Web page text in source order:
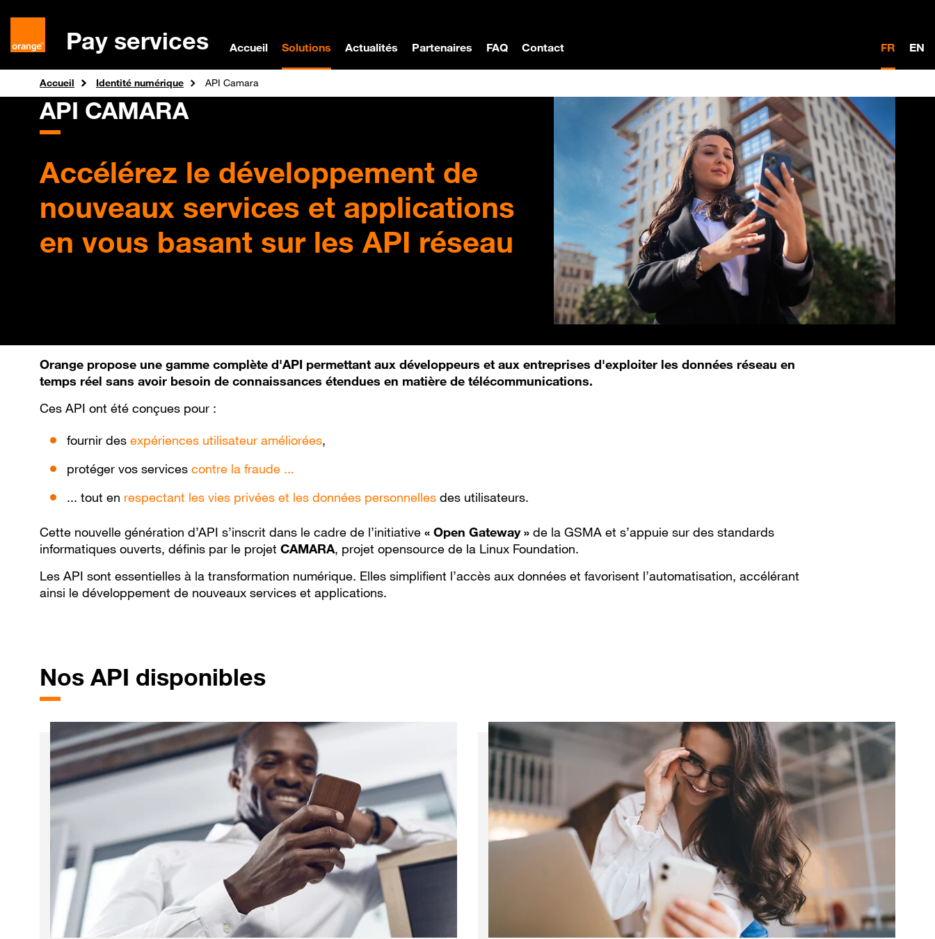
Pay services Accueil Solutions Actualités Partenaires FAQ Contact FR EN
Accueil Identité numérique API Camara
API CAMARA
Accélérez le développement de
nouveaux services et applications
en vous basant sur les API réseau
Orange propose une gamme complète d'API permettant aux développeurs et aux entreprises d'exploiter les données réseau en
temps réel sans avoir besoin de connaissances étendues en matière de télécommunications.
Ces API ont été conçues pour :
fournir des expériences utilisateur améliorées,
protéger vos services contre la fraude ...
... tout en respectant les vies privées et les données personnelles des utilisateurs.
Cette nouvelle génération d’API s’inscrit dans le cadre de l’initiative « Open Gateway » de la GSMA et s’appuie sur des standards
informatiques ouverts, définis par le projet CAMARA, projet opensource de la Linux Foundation.
Les API sont essentielles à la transformation numérique. Elles simplifient l’accès aux données et favorisent l’automatisation, accélérant
ainsi le développement de nouveaux services et applications.
Nos API disponibles